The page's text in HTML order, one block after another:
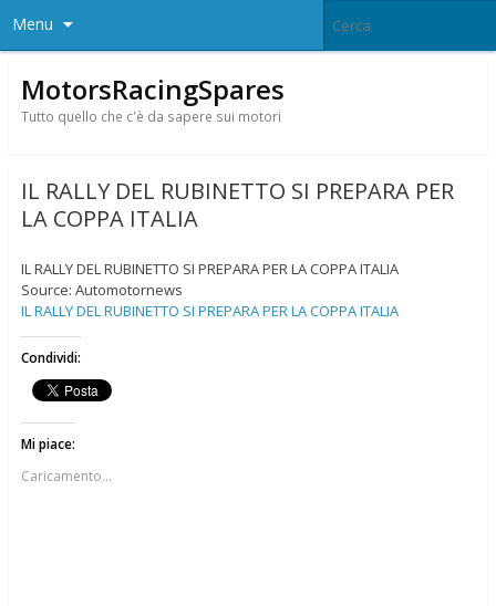
Menu
MotorsRacingSpares
Tutto quello che c'è da sapere sui motori
IL RALLY DEL RUBINETTO SI PREPARA PER
LA COPPA ITALIA
IL RALLY DEL RUBINETTO SI PREPARA PER LA COPPA ITALIA
Source: Automotornews
IL RALLY DEL RUBINETTO SI PREPARA PER LA COPPA ITALIA
Condividi:
Mi piace:
Caricamento...